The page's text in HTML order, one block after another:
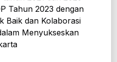
Tahun 2023 dengan
Baik dan Kolaborasi
Menyukseskan